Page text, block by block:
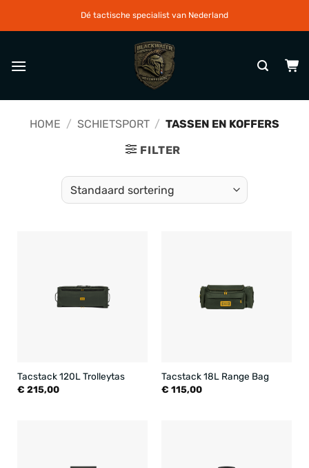
Dé tactische specialist van Nederland
HOME / SCHIETSPORT / TASSEN EN KOFFERS
FILTER
Tacstack 120L Trolleytas
€ 215,00
Tacstack 18L Range Bag
€ 115,00